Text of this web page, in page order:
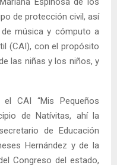
de protección civil, así
música y cómputo a
(CAI), con el propósito
las niñas y los niños, y
CAI “Mis Pequeños
de Natívitas, ahí la
de Educación
Hernández y de la
Congreso del estado,